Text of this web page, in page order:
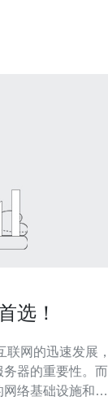
选！
器的重要性。而
络基础设施和政